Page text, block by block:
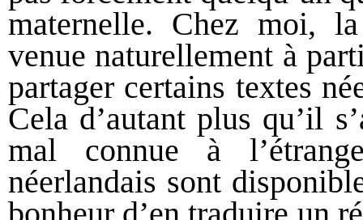
maternelle. Chez moi,
venue naturellement à
partager certains textes
Cela d’autant plus qu’il
mal connue à
néerlandais sont